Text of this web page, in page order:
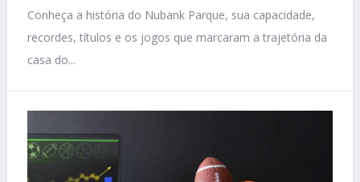
Conheça a história do Nubank Parque, sua capacidade,
recordes, títulos e os jogos que marcaram a trajetória da
casa do...